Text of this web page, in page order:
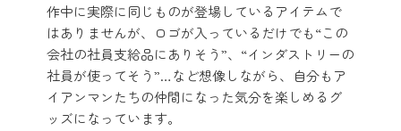
作中に実際に同じものが登場しているアイテムで
はありませんが、ロゴが入っているだけでも“この
会社の社員支給品にありそう”、“インダストリーの
社員が使ってそう”…など想像しながら、自分もア
イアンマンたちの仲間になった気分を楽しめるグ
ッズになっています。